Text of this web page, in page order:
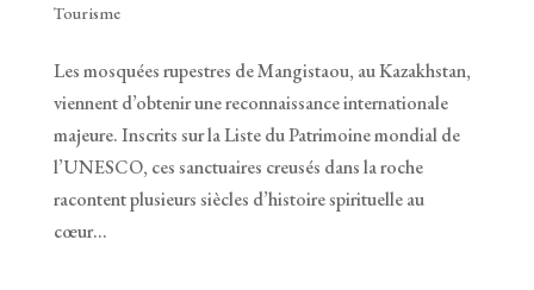
Tourisme
Les mosquées rupestres de Mangistaou, au Kazakhstan,
viennent d’obtenir une reconnaissance internationale
majeure. Inscrits sur la Liste du Patrimoine mondial de
l’UNESCO, ces sanctuaires creusés dans la roche
racontent plusieurs siècles d’histoire spirituelle au
cœur...